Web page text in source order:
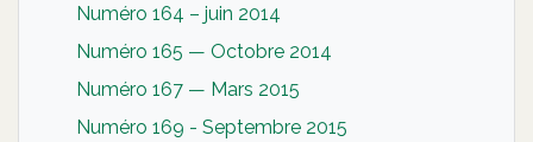
Numéro 164 – juin 2014
Numéro 165 — Octobre 2014
Numéro 167 — Mars 2015
Numéro 169 - Septembre 2015